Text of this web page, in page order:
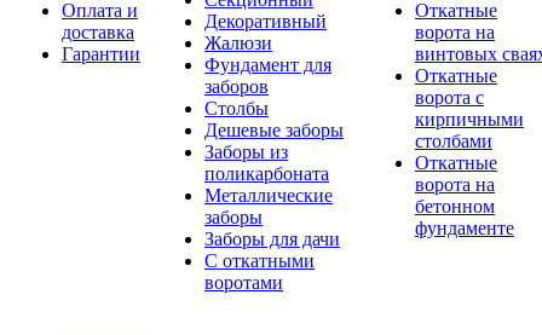
Оплата и
доставка
Гарантии
Декоративный
Жалюзи
Фундамент для
заборов
Столбы
Дешевые заборы
Заборы из
поликарбоната
Металлические
заборы
Заборы для дачи
С откатными
воротами
Откатные
ворота на
винтовых
Откатные
ворота с
кирпичными
столбами
Откатные
ворота на
бетонном
фундаменте